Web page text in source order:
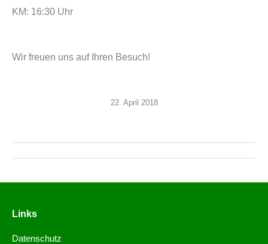
KM: 16:30 Uhr
Wir freuen uns auf Ihren Besuch!
22. April 2018
Links
Datenschutz